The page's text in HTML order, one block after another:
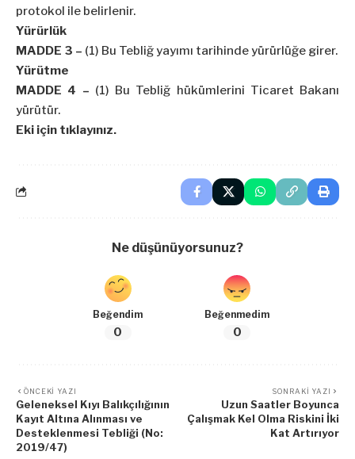
protokol ile belirlenir.
Yürürlük
MADDE 3 – (1) Bu Tebliğ yayımı tarihinde yürürlüğe girer.
Yürütme
MADDE 4 – (1) Bu Tebliğ hükümlerini Ticaret Bakanı
yürütür.
Eki için tıklayınız.
Ne düşünüyorsunuz?
Beğendim
0
Beğenmedim
0
ÖNCEKI YAZI
Geleneksel Kıyı Balıkçılığının
Kayıt Altına Alınması ve
Desteklenmesi Tebliği (No:
2019/47)
SONRAKI YAZI
Uzun Saatler Boyunca
Çalışmak Kel Olma Riskini İki
Kat Artırıyor